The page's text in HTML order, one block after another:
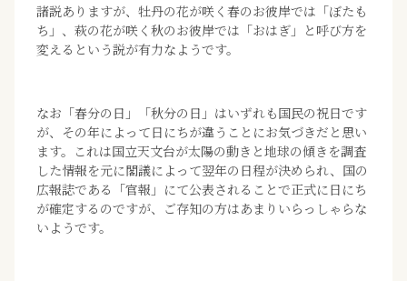
諸説ありますが、牡丹の花が咲く春のお彼岸では「ぼたも
ち」、萩の花が咲く秋のお彼岸では「おはぎ」と呼び方を
変えるという説が有力なようです。
なお「春分の日」「秋分の日」はいずれも国民の祝日です
が、その年によって日にちが違うことにお気づきだと思い
ます。これは国立天文台が太陽の動きと地球の傾きを調査
した情報を元に閣議によって翌年の日程が決められ、国の
広報誌である「官報」にて公表されることで正式に日にち
が確定するのですが、ご存知の方はあまりいらっしゃらな
いようです。